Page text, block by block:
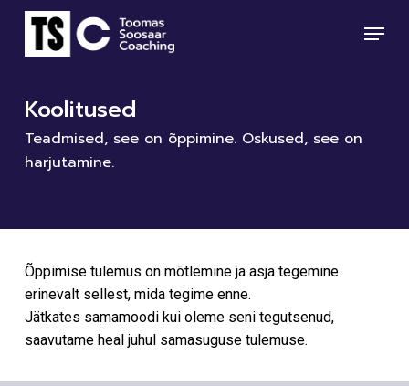
Skip
main
Menu
Koolitused
Teadmised, see on õppimine. Oskused, see on
harjutamine.
Õppimise tulemus on mõtlemine ja asja tegemine
erinevalt sellest, mida tegime enne.
Jätkates samamoodi kui oleme seni tegutsenud,
saavutame heal juhul samasuguse tulemuse.